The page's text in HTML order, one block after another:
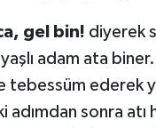
gel bin! diyerek
adam ata
tebessüm ederek
adımdan sonra atı